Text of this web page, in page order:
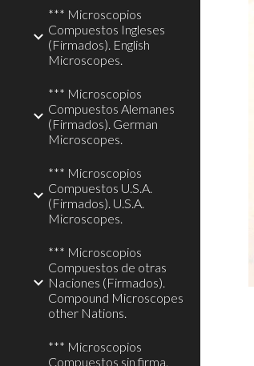
*** Microscopios
Compuestos Ingleses
(Firmados). English
Microscopes.
*** Microscopios
Compuestos Alemanes
(Firmados). German
Microscopes.
*** Microscopios
Compuestos U.S.A.
(Firmados). U.S.A.
Microscopes.
*** Microscopios
Compuestos de otras
Naciones (Firmados).
Compound Microscopes
other Nations.
*** Microscopios
Compuestos sin firma.